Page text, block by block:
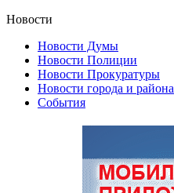
Новости
Новости Думы
Новости Полиции
Новости Прокуратуры
Новости города и района
События